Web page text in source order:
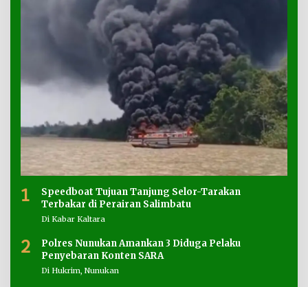
1
Speedboat Tujuan Tanjung Selor-Tarakan
Terbakar di Perairan Salimbatu
Di Kabar Kaltara
2
Polres Nunukan Amankan 3 Diduga Pelaku
Penyebaran Konten SARA
Di Hukrim, Nunukan